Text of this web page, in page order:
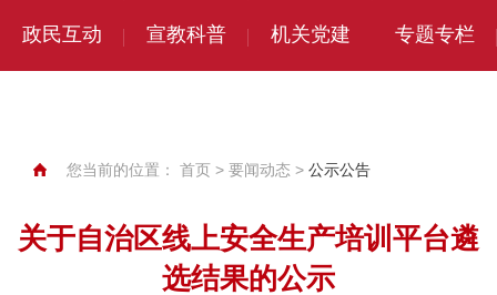
政民互动 宣教科普 机关党建 专题专栏
您当前的位置： 首页 > 要闻动态 > 公示公告
关于自治区线上安全生产培训平台遴
选结果的公示